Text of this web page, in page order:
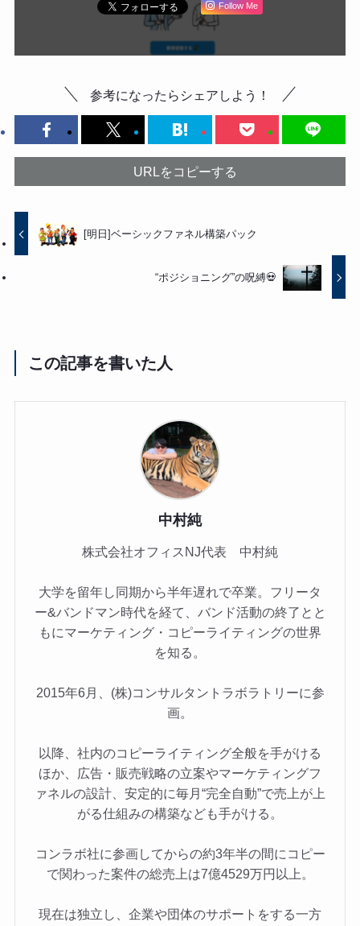
Follow Me
参考になったらシェアしよう！
URLをコピーする
[明日]ベーシックファネル構築パック
“ポジショニング”の呪縛💀
この記事を書いた人
中村純
株式会社オフィスNJ代表 中村純
大学を留年し同期から半年遅れで卒業。フリータ
ー&バンドマン時代を経て、バンド活動の終了とと
もにマーケティング・コピーライティングの世界
を知る。
2015年6月、(株)コンサルタントラボラトリーに参
画。
以降、社内のコピーライティング全般を手がける
ほか、広告・販売戦略の立案やマーケティングフ
ァネルの設計、安定的に毎月“完全自動”で売上が上
がる仕組みの構築なども手がける。
コンラボ社に参画してからの約3年半の間にコピー
で関わった案件の総売上は7億4529万円以上。
現在は独立し、企業や団体のサポートをする一方